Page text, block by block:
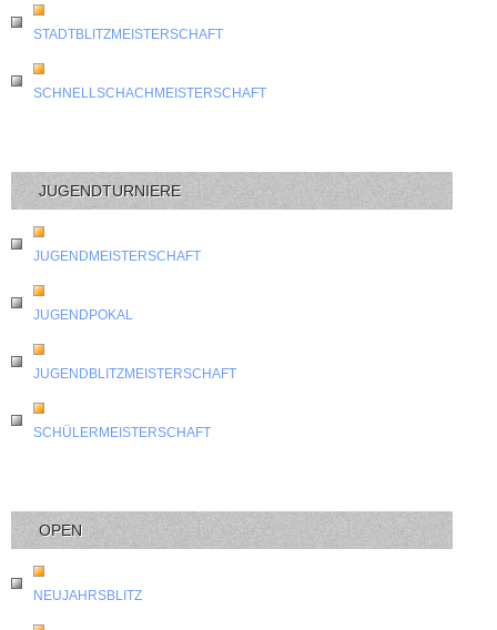
STADTBLITZMEISTERSCHAFT
SCHNELLSCHACHMEISTERSCHAFT
JUGENDTURNIERE
JUGENDMEISTERSCHAFT
JUGENDPOKAL
JUGENDBLITZMEISTERSCHAFT
SCHÜLERMEISTERSCHAFT
OPEN
NEUJAHRSBLITZ